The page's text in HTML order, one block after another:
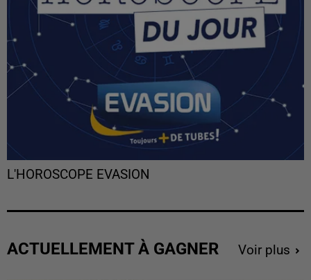
L'HOROSCOPE EVASION
ACTUELLEMENT À GAGNER Voir plus